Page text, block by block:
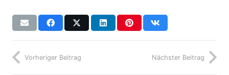
Vorheriger Beitrag Nächster Beitrag